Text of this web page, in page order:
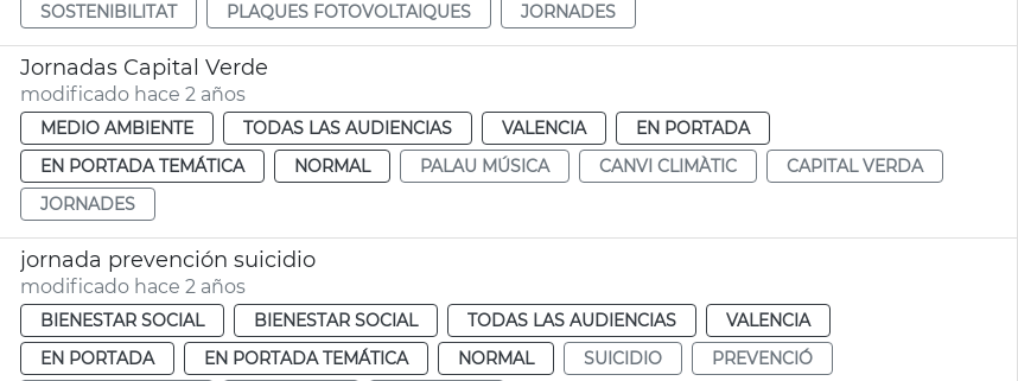
SOSTENIBILITAT
PLAQUES FOTOVOLTAIQUES JORNADES
Jornadas Capital Verde
modificado hace 2 años
MEDIO AMBIENTE TODAS LAS AUDIENCIAS VALENCIA
EN PORTADA
EN PORTADA TEMÁTICA
NORMAL PALAU MÚSICA CANVI CLIMÀTIC
CAPITAL VERDA
JORNADES
jornada prevención suicidio
modificado hace 2 años
BIENESTAR SOCIAL BIENESTAR SOCIAL TODAS LAS AUDIENCIAS
VALENCIA
EN PORTADA
EN PORTADA TEMÁTICA NORMAL SUICIDIO
PREVENCIÓ